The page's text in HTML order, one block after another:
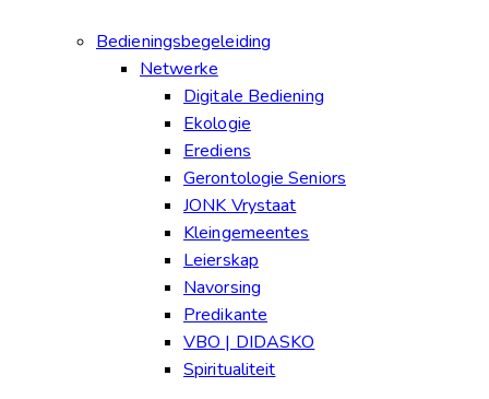
Bedieningsbegeleiding
Netwerke
Digitale Bediening
Ekologie
Erediens
Gerontologie Seniors
JONK Vrystaat
Kleingemeentes
Leierskap
Navorsing
Predikante
VBO | DIDASKO
Spiritualiteit